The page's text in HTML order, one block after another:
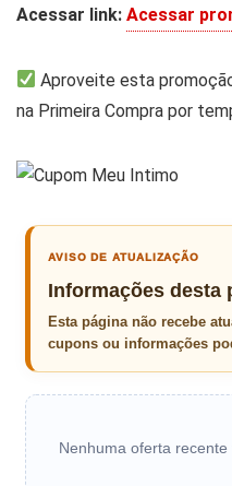
Acessar link: Acessar
Aproveite esta
na Primeira Compra por
AVISO DE ATUALIZAÇÃO
Informações desta
Esta página não recebe
cupons ou informações
Nenhuma oferta